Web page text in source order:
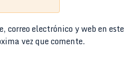
correo electrónico y web en este
vez que comente.